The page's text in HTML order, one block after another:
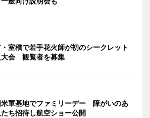
室積で若手花火師が初のシークレット
大会 観覧者を募集
軍基地でファミリーデー 障がいのあ
ち招待し航空ショー公開